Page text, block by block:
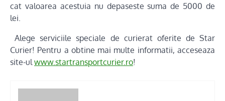
cat valoarea acestuia nu depaseste suma de 5000 de
lei.
Alege serviciile speciale de curierat oferite de Star
Curier! Pentru a obtine mai multe informatii, acceseaza
site-ul www.startransportcurier.ro!